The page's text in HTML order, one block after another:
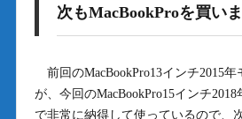
次もMacBookProを買い
前回のMacBookPro13インチ2015年
が、今回のMacBookPro15インチ
で非常に納得して使っているので、